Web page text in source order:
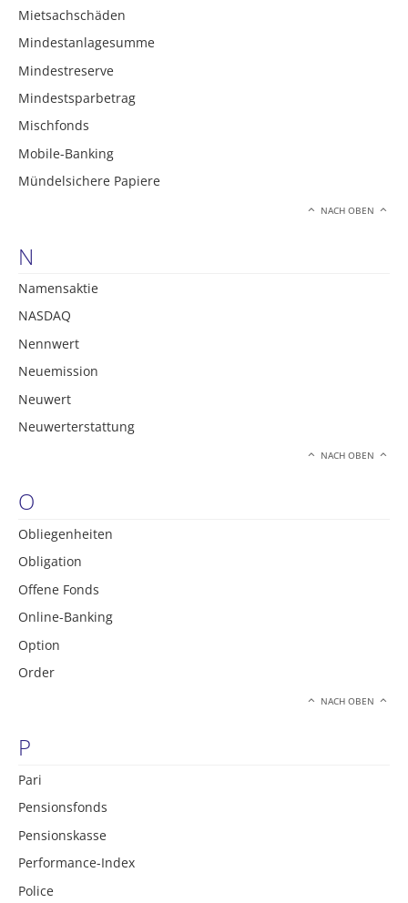
Mietsachschäden
Mindestanlagesumme
Mindestreserve
Mindestsparbetrag
Mischfonds
Mobile-Banking
Mündelsichere Papiere
NACH OBEN
N
Namensaktie
NASDAQ
Nennwert
Neuemission
Neuwert
Neuwerterstattung
NACH OBEN
O
Obliegenheiten
Obligation
Offene Fonds
Online-Banking
Option
Order
NACH OBEN
P
Pari
Pensionsfonds
Pensionskasse
Performance-Index
Police